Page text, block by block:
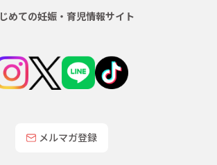
めての妊娠・育児情報サイト
メルマガ登録